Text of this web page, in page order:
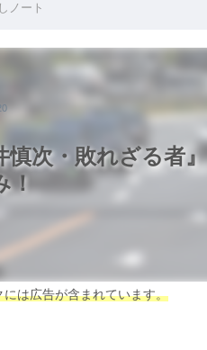
ノート
慎次・敗れざる者
！
は広告が含まれています。